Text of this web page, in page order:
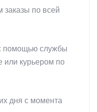
заказы по всей
помощью службы
или курьером по
дня с момента